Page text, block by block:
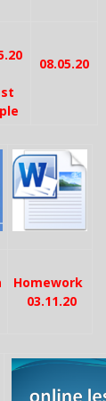
08.05.20
Homework
03.11.20